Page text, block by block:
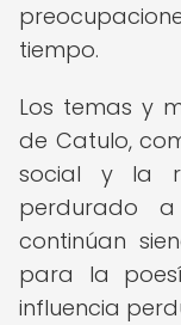
tiempo.
Los temas y
de Catulo,
social y la
perdurado
continúan
para la
influencia